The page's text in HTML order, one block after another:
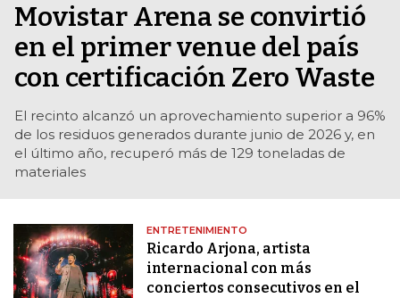
Movistar Arena se convirtió
en el primer venue del país
con certificación Zero Waste
El recinto alcanzó un aprovechamiento superior a 96%
de los residuos generados durante junio de 2026 y, en
el último año, recuperó más de 129 toneladas de
materiales
ENTRETENIMIENTO
Ricardo Arjona, artista
internacional con más
conciertos consecutivos en el